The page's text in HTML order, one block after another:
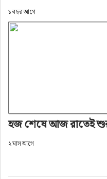
১ বছর আগে
হজ শেষে আজ রাতেই শুরু
২ মাস আগে